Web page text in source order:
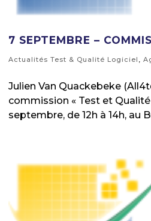
7 SEPTEMBRE –
Actualités Test & Qualité Logiciel ,
Julien Van Quackebeke
commission « Test et
septembre, de 12h à 14h, au